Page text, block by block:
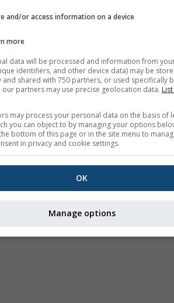
Сравнение по
времето
and/or access information on a device
more
data will be processed and information from
identifiers, and other device data) may be
and shared with 750 partners, or used specifically
our partners may use precise geolocation data.
may process your personal data on the basis of
you can object to by managing your options
bottom of this page or in the site menu to
in privacy and cookie settings.
OK
Manage options